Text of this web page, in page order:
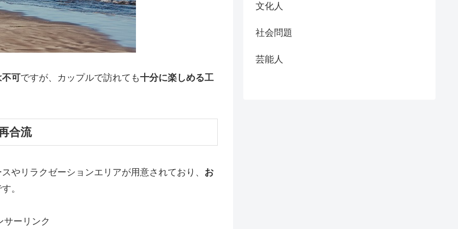
不可ですが、カップルで訪れても十分に楽しめる工
合流
やリラクゼーションエリアが用意されており、 お
。
サーリンク
文化人
社会問題
芸能人